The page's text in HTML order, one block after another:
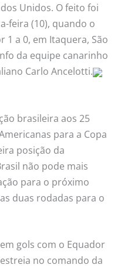
Unidos. O feito foi
feira (10), quando o
a 0, em Itaquera, São
da equipe canarinho
Carlo Ancelotti.
brasileira aos 25
para a Copa
posição da
não pode mais
para o próximo
duas rodadas para o
gols com o Equador
no comando da